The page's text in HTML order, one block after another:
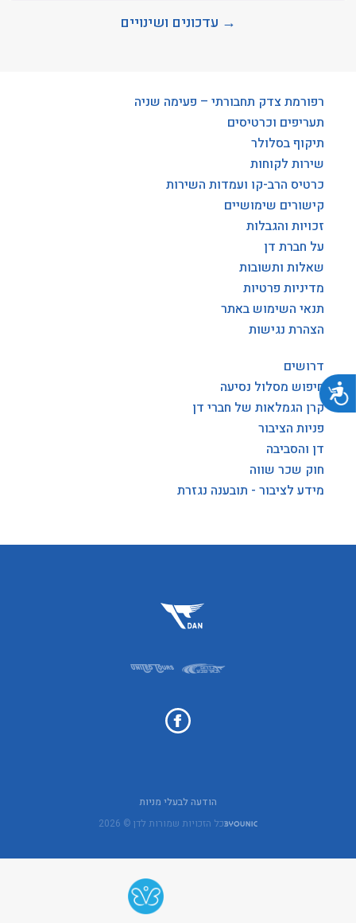
נגישות
→ עדכונים ושינויים
רפורמת צדק תחבורתי – פעימה שניה
תעריפים וכרטיסים
תיקוף בסלולר
שירות לקוחות
כרטיס הרב-קו ועמדות השירות
קישורים שימושיים
זכויות והגבלות
על חברת דן
שאלות ותשובות
מדיניות פרטיות
תנאי השימוש באתר
הצהרת נגישות
דרושים
חיפוש מסלול נסיעה
קרן הגמלאות של חברי דן
פניות הציבור
דן והסביבה
חוק שכר שווה
מידע לציבור - תובענה נגזרת
הודעה לבעלי מניות
כל הזכויות שמורות לדן © 2026